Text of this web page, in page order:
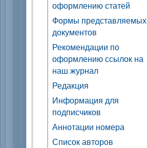
оформлению статей
Формы представляемых
документов
Рекомендации по
оформлению ссылок на
наш журнал
Редакция
Информация для
подписчиков
Аннотации номера
Список авторов